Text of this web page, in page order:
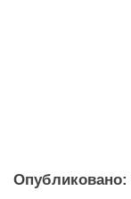
Опубликовано: